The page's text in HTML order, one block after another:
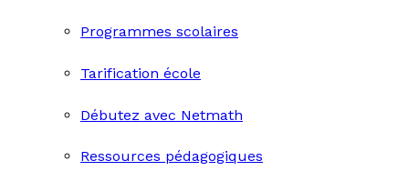
Programmes scolaires
Tarification école
Débutez avec Netmath
Ressources pédagogiques